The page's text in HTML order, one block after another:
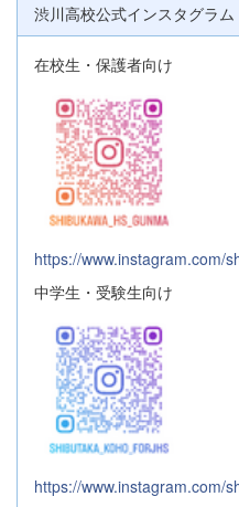
渋川高校公式インスタグラム
在校生・保護者向け
https://www.instagram.com/
中学生・受験生向け
https://www.instagram.com/